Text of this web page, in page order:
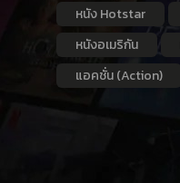
หนัง Hotstar
หนังอเมริกัน
แอคชั่น (Action)